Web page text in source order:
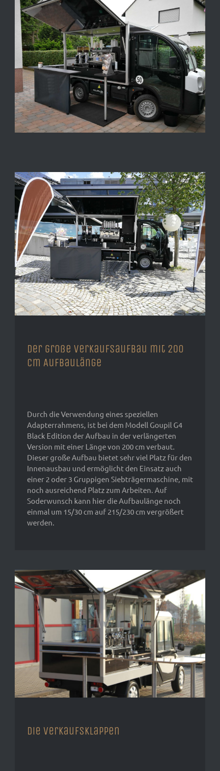
Der große Verkaufsaufbau mit 200
cm Aufbaulänge
Durch die Verwendung eines speziellen
Adapterrahmens, ist bei dem Modell Goupil G4
Black Edition der Aufbau in der verlängerten
Version mit einer Länge von 200 cm verbaut.
Dieser große Aufbau bietet sehr viel Platz für den
Innenausbau und ermöglicht den Einsatz auch
einer 2 oder 3 Gruppigen Siebträgermaschine, mit
noch ausreichend Platz zum Arbeiten. Auf
Soderwunsch kann hier die Aufbaulänge noch
einmal um 15/30 cm auf 215/230 cm vergrößert
werden.
Die Verkaufsklappen